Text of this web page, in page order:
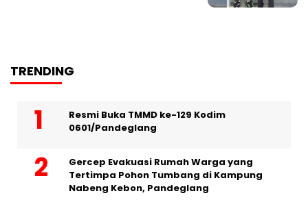
TRENDING
Resmi Buka TMMD ke-129 Kodim
0601/Pandeglang
Gercep Evakuasi Rumah Warga yang
Tertimpa Pohon Tumbang di Kampung
Nabeng Kebon, Pandeglang